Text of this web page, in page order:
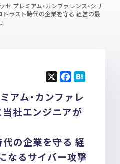
セ プレミアム・カンファレンス・シリ
トラスト時代の企業を守る 経営の最
アム・カンファレ
当社エンジニアが
代の企業を守る 経
なるサイバー攻撃
a
ce
b
o
k
at
e
n